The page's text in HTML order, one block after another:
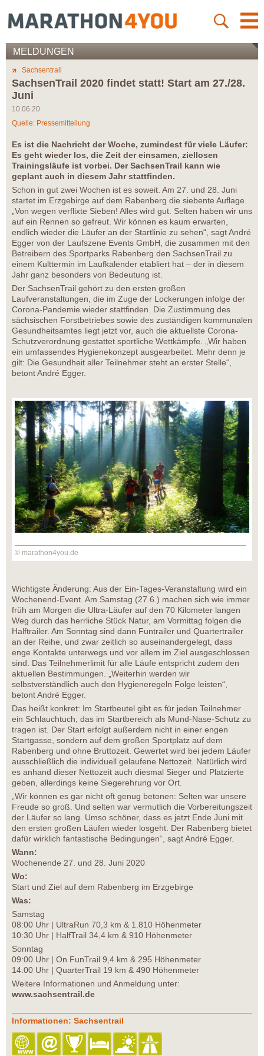
MELDUNGEN
Sachsentrail
SachsenTrail 2020 findet statt! Start am 27./28.
Juni
10.06.20
Quelle: Pressemitteilung
Es ist die Nachricht der Woche, zumindest für viele Läufer:
Es geht wieder los, die Zeit der einsamen, ziellosen
Trainingsläufe ist vorbei. Der SachsenTrail kann wie
geplant auch in diesem Jahr stattfinden.
Schon in gut zwei Wochen ist es soweit. Am 27. und 28. Juni
startet im Erzgebirge auf dem Rabenberg die siebente Auflage.
„Von wegen verflixte Sieben! Alles wird gut. Selten haben wir uns
auf ein Rennen so gefreut. Wir können es kaum erwarten,
endlich wieder die Läufer an der Startlinie zu sehen“, sagt André
Egger von der Laufszene Events GmbH, die zusammen mit den
Betreibern des Sportparks Rabenberg den SachsenTrail zu
einem Kulttermin im Laufkalender etabliert hat – der in diesem
Jahr ganz besonders von Bedeutung ist.
Der SachsenTrail gehört zu den ersten großen
Laufveranstaltungen, die im Zuge der Lockerungen infolge der
Corona-Pandemie wieder stattfinden. Die Zustimmung des
sächsischen Forstbetriebes sowie des zuständigen kommunalen
Gesundheitsamtes liegt jetzt vor, auch die aktuellste Corona-
Schutzverordnung gestattet sportliche Wettkämpfe. „Wir haben
ein umfassendes Hygienekonzept ausgearbeitet. Mehr denn je
gilt: Die Gesundheit aller Teilnehmer steht an erster Stelle“,
betont André Egger.
© marathon4you.de
Wichtigste Änderung: Aus der Ein-Tages-Veranstaltung wird ein
Wochenend-Event. Am Samstag (27.6.) machen sich wie immer
früh am Morgen die Ultra-Läufer auf den 70 Kilometer langen
Weg durch das herrliche Stück Natur, am Vormittag folgen die
Halftrailer. Am Sonntag sind dann Funtrailer und Quartertrailer
an der Reihe, und zwar zeitlich so auseinandergelegt, dass
enge Kontakte unterwegs und vor allem im Ziel ausgeschlossen
sind. Das Teilnehmerlimit für alle Läufe entspricht zudem den
aktuellen Bestimmungen. „Weiterhin werden wir
selbstverständlich auch den Hygieneregeln Folge leisten“,
betont André Egger.
Das heißt konkret: Im Startbeutel gibt es für jeden Teilnehmer
ein Schlauchtuch, das im Startbereich als Mund-Nase-Schutz zu
tragen ist. Der Start erfolgt außerdem nicht in einer engen
Startgasse, sondern auf dem großen Sportplatz auf dem
Rabenberg und ohne Bruttozeit. Gewertet wird bei jedem Läufer
ausschließlich die individuell gelaufene Nettozeit. Natürlich wird
es anhand dieser Nettozeit auch diesmal Sieger und Platzierte
geben, allerdings keine Siegerehrung vor Ort.
„Wir können es gar nicht oft genug betonen: Selten war unsere
Freude so groß. Und selten war vermutlich die Vorbereitungszeit
der Läufer so lang. Umso schöner, dass es jetzt Ende Juni mit
den ersten großen Läufen wieder losgeht. Der Rabenberg bietet
dafür wirklich fantastische Bedingungen“, sagt André Egger.
Wann:
Wochenende 27. und 28. Juni 2020
Wo:
Start und Ziel auf dem Rabenberg im Erzgebirge
Was:
Samstag
08:00 Uhr | UltraRun 70,3 km & 1.810 Höhenmeter
10:30 Uhr | HalfTrail 34,4 km & 910 Höhenmeter
Sonntag
09:00 Uhr | On FunTrail 9,4 km & 295 Höhenmeter
14:00 Uhr | QuarterTrail 19 km & 490 Höhenmeter
Weitere Informationen und Anmeldung unter:
www.sachsentrail.de
Informationen: Sachsentrail